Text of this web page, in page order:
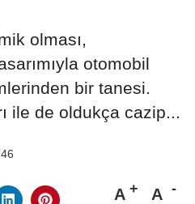
olması,
otomobil
bir tanesi.
ile de oldukça cazip...
A A